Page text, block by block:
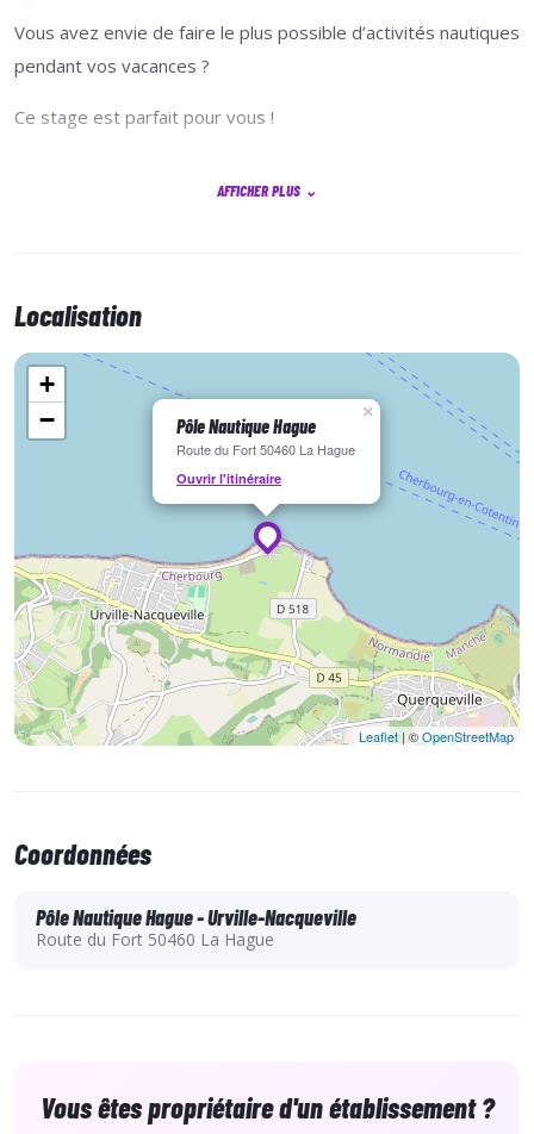
Vous avez envie de faire le plus possible d’activités nautiques
pendant vos vacances ?
Ce stage est parfait pour vous !
fonction de la météo entre : Catamaran, Planche à voile,
!
AFFICHER PLUS ⌄
Localisation
Pôle Nautique Hague
Route du Fort 50460 La Hague
Ouvrir l'itinéraire
×
+
−
Leaflet | ©OpenStreetMap
Coordonnées
Pôle Nautique Hague - Urville-Nacqueville
Route du Fort 50460 La Hague
Vous êtes propriétaire d'un établissement ?